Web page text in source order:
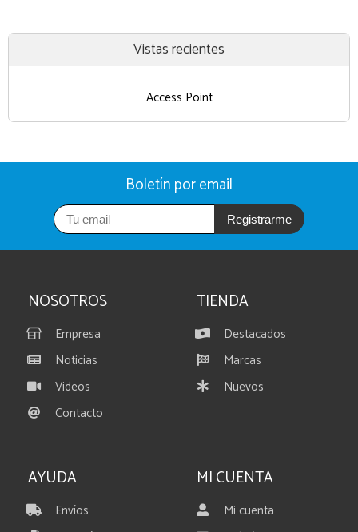
Vistas recientes
Access Point
Boletín por email
Registrarme
NOSOTROS
Empresa
Noticias
Videos
Contacto
TIENDA
Destacados
Marcas
Nuevos
AYUDA
Envíos
MI CUENTA
Mi cuenta